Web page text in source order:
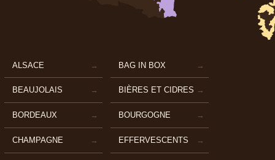
ALSACE BAG IN BOX
BEAUJOLAIS BIÈRES ET CIDRES
BORDEAUX BOURGOGNE
CHAMPAGNE EFFERVESCENTS